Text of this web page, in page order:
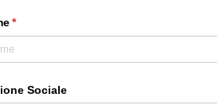
*
(richiesto)
Sociale